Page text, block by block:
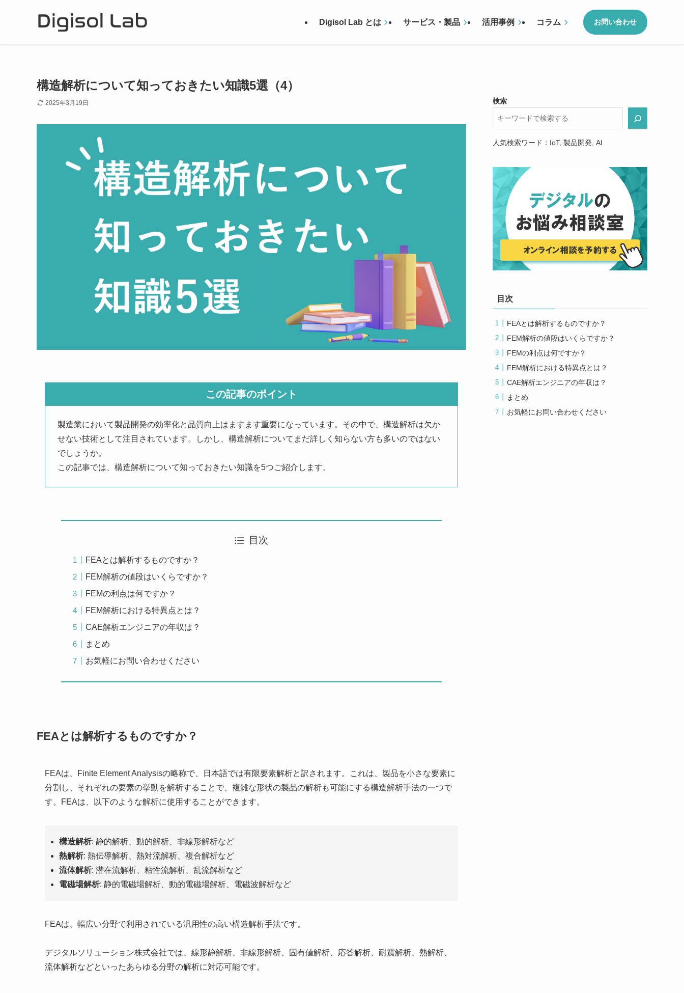
Digisol Lab とは サービス・製品 活用事例 コラム お問い合わせ
構造解析について知っておきたい知識5選（4）
2025年3月19日
この記事のポイント
製造業において製品開発の効率化と品質向上はますます重要になっています。その中で、構造解析は欠か
せない技術として注目されています。しかし、構造解析についてまだ詳しく知らない方も多いのではない
でしょうか。
この記事では、構造解析について知っておきたい知識を5つご紹介します。
目次
FEAとは解析するものですか？
FEM解析の値段はいくらですか？
FEMの利点は何ですか？
FEM解析における特異点とは？
CAE解析エンジニアの年収は？
まとめ
お気軽にお問い合わせください
FEAとは解析するものですか？
FEAは、Finite Element Analysisの略称で、日本語では有限要素解析と訳されます。これは、製品を小さな要素に
分割し、それぞれの要素の挙動を解析することで、複雑な形状の製品の解析も可能にする構造解析手法の一つで
す。FEAは、以下のような解析に使用することができます。
構造解析: 静的解析、動的解析、非線形解析など
熱解析: 熱伝導解析、熱対流解析、複合解析など
流体解析: 潜在流解析、粘性流解析、乱流解析など
電磁場解析: 静的電磁場解析、動的電磁場解析、電磁波解析など
FEAは、幅広い分野で利用されている汎用性の高い構造解析手法です。
デジタルソリューション株式会社では、線形静解析、非線形解析、固有値解析、応答解析、耐震解析、熱解析、
流体解析などといったあらゆる分野の解析に対応可能です。
検索
人気検索ワード：IoT, 製品開発, AI
目次
FEAとは解析するものですか？
FEM解析の値段はいくらですか？
FEMの利点は何ですか？
FEM解析における特異点とは？
CAE解析エンジニアの年収は？
まとめ
お気軽にお問い合わせください